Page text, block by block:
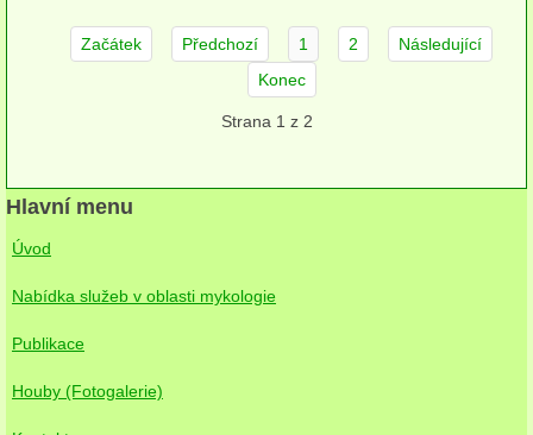
herbikolní-kapraďorosty
Začátek Předchozí 1 2
Následující
Konec
Strana 1 z 2
Hlavní menu
Úvod
Nabídka služeb v oblasti mykologie
Publikace
Houby (Fotogalerie)